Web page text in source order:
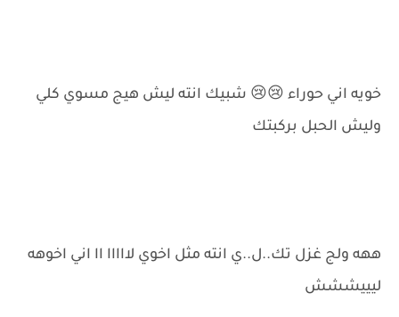
خويه اني حوراء 😢😢 شبيك انته ليش هيج مسوي كلي
وليش الحبل بركبتك
ههه ولج غزل تك..ل..ي انته مثل اخوي لااااا اا اني اخوهه
ليييششش